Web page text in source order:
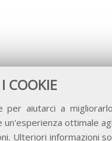
COOKIE
aiutarci a
ottimale
Ulteriori informazioni